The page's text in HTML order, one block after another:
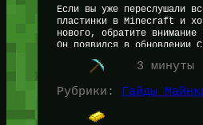
Если вы уже переслушали
пластинки в Minecraft и
нового, обратите внимание
Он появился в обновлении
отличается от всего, что
3 минуты
Рубрики:
Гайды